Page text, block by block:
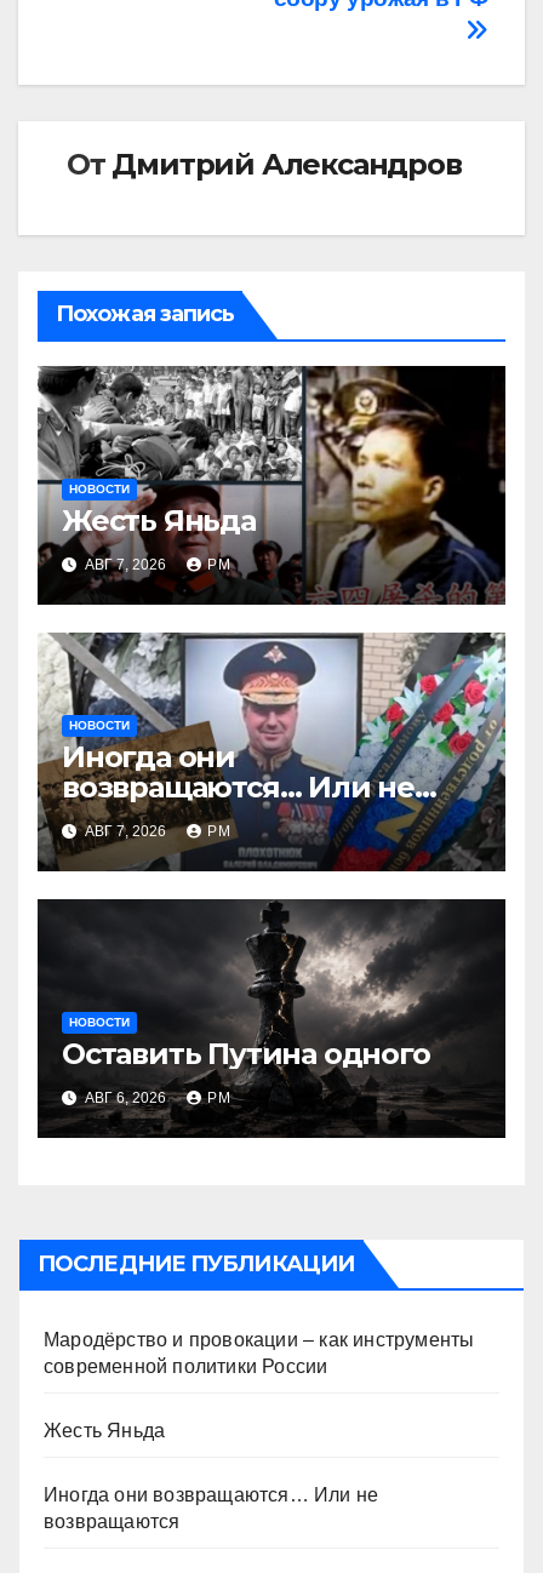
От Дмитрий Александров
Похожая запись
НОВОСТИ
Жесть Яньда
АВГ 7, 2026 РМ
НОВОСТИ
Иногда они
возвращаются… Или не
возвращаются
АВГ 7, 2026 РМ
НОВОСТИ
Оставить Путина одного
АВГ 6, 2026 РМ
ПОСЛЕДНИЕ ПУБЛИКАЦИИ
Мародёрство и провокации – как инструменты
современной политики России
Жесть Яньда
Иногда они возвращаются… Или не
возвращаются